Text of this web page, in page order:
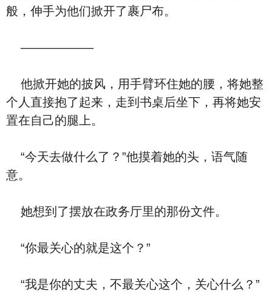
般，伸手为他们掀开了裹尸布。
——————
他掀开她的披风，用手臂环住她的腰，将她整
个人直接抱了起来，走到书桌后坐下，再将她安
置在自己的腿上。
“今天去做什么了？”他摸着她的头，语气随
意。
她想到了摆放在政务厅里的那份文件。
“你最关心的就是这个？”
“我是你的丈夫，不最关心这个，关心什么？”